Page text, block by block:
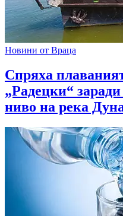
Новини от Враца
Спряха
„Радецки“
ниво на река